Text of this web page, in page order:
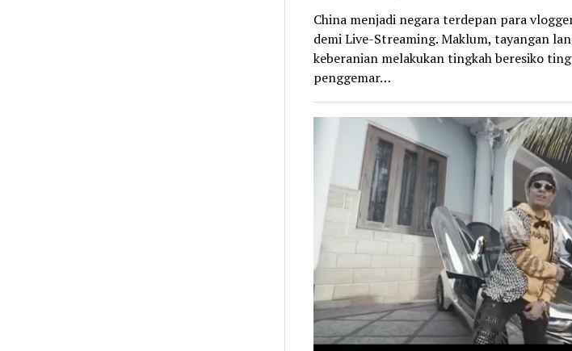
China menjadi negara terdepan para
demi Live-Streaming. Maklum, tayangan
keberanian melakukan tingkah beresiko
penggemar…